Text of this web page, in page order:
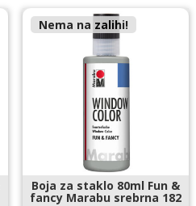
Nema na zalihi!
Boja za staklo 80ml Fun &
fancy Marabu srebrna 182